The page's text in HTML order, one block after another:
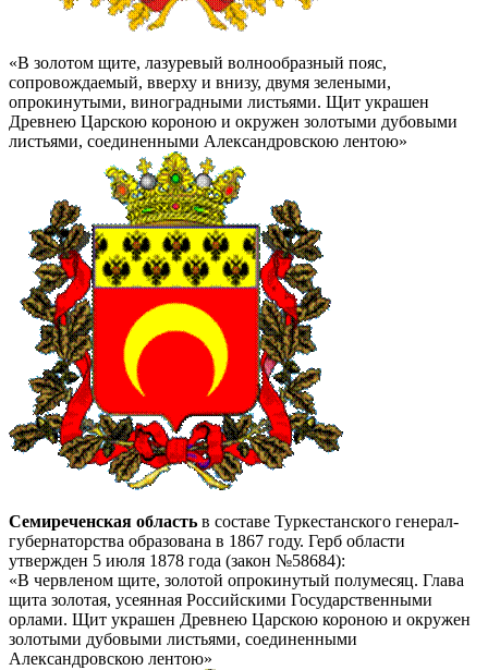
«В золотом щите, лазуревый волнообразный пояс,
сопровождаемый, вверху и внизу, двумя зелеными,
опрокинутыми, виноградными листьями. Щит украшен
Древнею Царскою короною и окружен золотыми дубовыми
листьями, соединенными Александровскою лентою»
Семиреченская область в составе Туркестанского генерал-
губернаторства образована в 1867 году. Герб области
утвержден 5 июля 1878 года (закон №58684):
«В червленом щите, золотой опрокинутый полумесяц. Глава
щита золотая, усеянная Российскими Государственными
орлами. Щит украшен Древнею Царскою короною и окружен
золотыми дубовыми листьями, соединенными
Александровскою лентою»